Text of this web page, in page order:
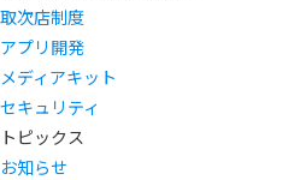
取次店制度
アプリ開発
メディアキット
セキュリティ
トピックス
お知らせ